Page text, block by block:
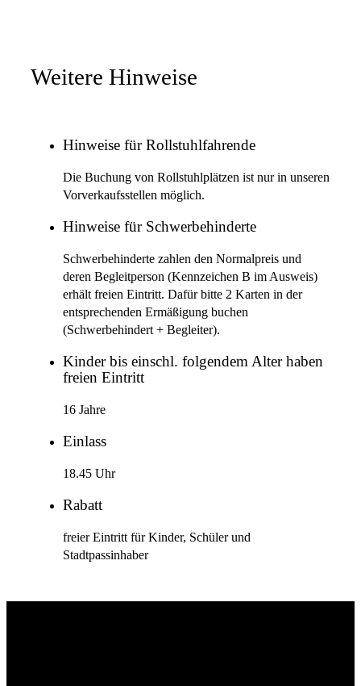
Weitere Hinweise
Hinweise für Rollstuhlfahrende
Die Buchung von Rollstuhlplätzen ist nur in unseren
Vorverkaufsstellen möglich.
Hinweise für Schwerbehinderte
Schwerbehinderte zahlen den Normalpreis und
deren Begleitperson (Kennzeichen B im Ausweis)
erhält freien Eintritt. Dafür bitte 2 Karten in der
entsprechenden Ermäßigung buchen
(Schwerbehindert + Begleiter).
Kinder bis einschl. folgendem Alter haben
freien Eintritt
16 Jahre
Einlass
18.45 Uhr
Rabatt
freier Eintritt für Kinder, Schüler und
Stadtpassinhaber